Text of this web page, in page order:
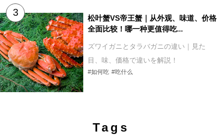
松叶蟹VS帝王蟹｜从外观、味道、价格
全面比较！哪一种更值得吃...
ズワイガニとタラバガニの違い｜見た
目、味、価格で違いを解説！
#如何吃 #吃什么
Tags